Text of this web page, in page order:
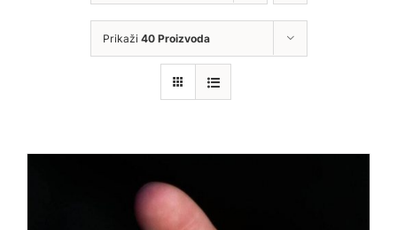
Prikaži 40 Proizvoda